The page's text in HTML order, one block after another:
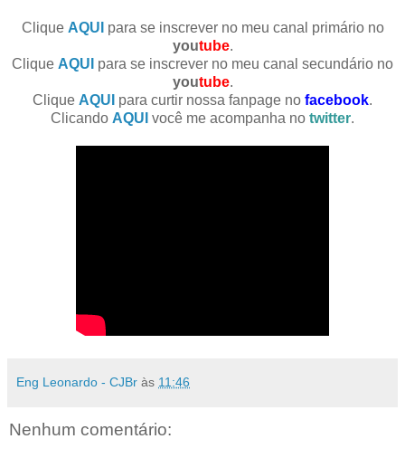
Clique AQUI para se inscrever no meu canal primário no
youtube.
Clique AQUI para se inscrever no meu canal secundário no
youtube.
Clique AQUI para curtir nossa fanpage no facebook.
Clicando AQUI você me acompanha no twitter.
Eng Leonardo - CJBr às 11:46
Nenhum comentário: